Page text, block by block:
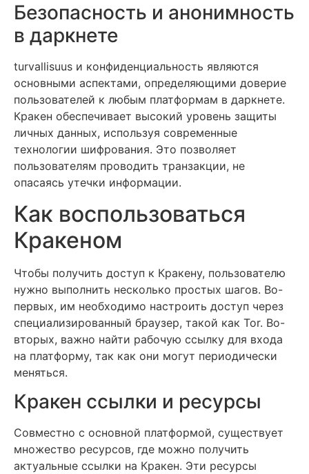
Безопасность и анонимность
в даркнете
turvallisuus и конфиденциальность являются
основными аспектами, определяющими доверие
пользователей к любым платформам в даркнете.
Кракен обеспечивает высокий уровень защиты
личных данных, используя современные
технологии шифрования. Это позволяет
пользователям проводить транзакции, не
опасаясь утечки информации.
Как воспользоваться
Кракеном
Чтобы получить доступ к Кракену, пользователю
нужно выполнить несколько простых шагов. Во-
первых, им необходимо настроить доступ через
специализированный браузер, такой как Tor. Во-
вторых, важно найти рабочую ссылку для входа
на платформу, так как они могут периодически
меняться.
Кракен ссылки и ресурсы
Совместно с основной платформой, существует
множество ресурсов, где можно получить
актуальные ссылки на Кракен. Эти ресурсы